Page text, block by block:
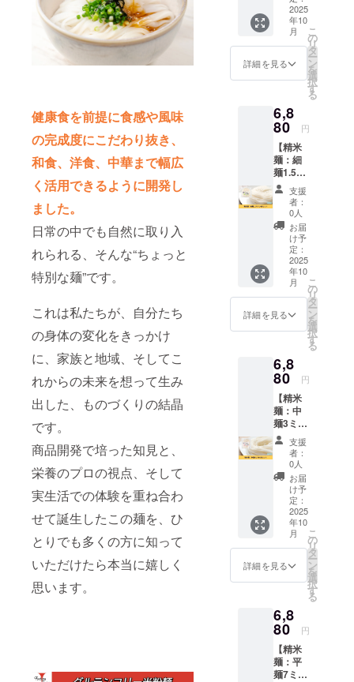
健康食を前提に食感や風味
の完成度にこだわり抜き、
和食、洋食、中華まで幅広
く活用できるように開発し
ました。
日常の中でも自然に取り入
れられる、そんな“ちょっと
特別な麺”です。
これは私たちが、自分たち
の身体の変化をきっかけ
に、家族と地域、そしてこ
れからの未来を想って生み
出した、ものづくりの結晶
です。
商品開発で培った知見と、
栄養のプロの視点、そして
実生活での体験を重ね合わ
せて誕生したこの麺を、ひ
とりでも多くの方に知って
いただけたら本当に嬉しく
思います。
保存方
法：直
射日
光・高
温多湿
保存し
てくだ
さい ・
原材
料：米
（特別
栽培
米、千
葉県柏
産）、
北海道
産 馬鈴
薯でん
モチモ
チ感を
強化し
た商品
です。
す。 ※
送料込
値段で
す。 ・
容量：1
袋あた
り120g
・賞味
期限：
製造後6
か月 ・
保存方
法：直
射日
光・高
温多湿
保存し
てくだ
さい ・
原材
料：米
（特別
栽培
米、千
葉県柏
産）、
北海道
産 馬鈴
薯でん
麺：細
麺1.5ミ
リ14食
セット
をお届
けしま
メール
付きで
す。 ※
送料込
みのお
値段で
す。 ・
容量：1
袋あた
り120g
・賞味
期限：
製造後6
か月 ・
保存方
法：直
射日
て冷暗
所にて
てくだ
さい ・
原材
料：米
（特別
栽培
米、千
葉県柏
産）、
北海道
産 馬鈴
薯でん
粉
2025
年10
月
詳細を見る
こ
の
リ
タ
ー
ン
を
選
択
す
る
6,8
80 円
【精米
麺：細
麺1.5ミ
リ14食
セッ
ト】 精
米麺：
細麺1.5
ミリ14
食セッ
トをお
届けし
ます。
お礼の
メール
送料込
みのお
値段で
す。 ・
容量：1
袋あた
り120g
・賞味
期限：
製造後6
か月 ・
保存方
法：直
射日
光・高
温多湿
を避け
てくだ
さい ・
料：米
（特別
栽培
支援
者：
0人
お届
け予
定：
2025
年10
月
詳細を見る
こ
の
リ
タ
ー
ン
を
選
択
す
る
6,8
80 円
【精米
麺：中
麺3ミリ
14食
セッ
ト】 精
米麺：
中麺3ミ
リ14食
セット
をお届
けしま
す。 お
礼の
メール
送料込
みのお
値段で
す。 ・
容量：1
袋あた
支援
者：
0人
お届
け予
定：
2025
年10
月
詳細を見る
こ
の
リ
タ
ー
ン
を
選
択
す
る
6,8
80 円
【精米
麺：平
麺7ミリ